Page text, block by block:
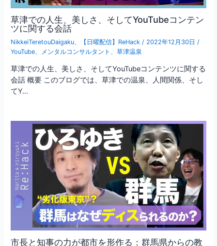
草津での人生、美しさ、そしてYouTubeコンテン
ツに関する会話
NikkeiTeretouDaigaku 【日曜配信】ReHack / 2022年12月30日 /
YouTube
メンタルコンサルタント 、草津温泉
草津での人生、美しさ、そしてYouTubeコンテンツに関する
会話 概要 このブログでは、草津での温泉、人間関係、そし
てY…
市長と知事の力が都市を形作る：群馬県からの教